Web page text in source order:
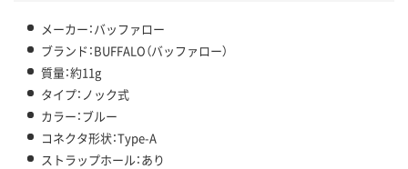
メーカー：バッファロー
ブランド：BUFFALO（バッファロー）
質量：約11g
タイプ：ノック式
カラー：ブルー
コネクタ形状：Type-A
ストラップホール：あり